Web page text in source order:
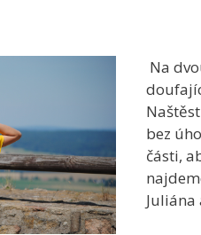
Na
bez
části,
Juliána